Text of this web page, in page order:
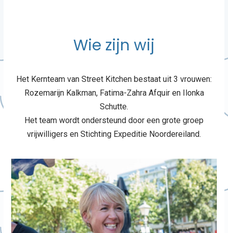
Wie zijn wij
Het Kernteam van Street Kitchen bestaat uit 3 vrouwen:
Rozemarijn Kalkman, Fatima-Zahra Afquir en Ilonka
Schutte.
Het team wordt ondersteund door een grote groep
vrijwilligers en Stichting Expeditie Noordereiland.